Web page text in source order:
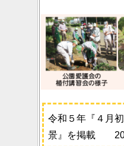
令和５年『４月
景』を掲載